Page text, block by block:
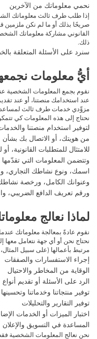
نحمي معلوماتك من الآخرين
إذا طلب طرف ثالث معلوماتك
صريحًا بذلك أو ما لم نكن ملزمين
القانوني مشاركة معلوماتك
ذلك.
سنرد على الأسئلة المتعلقة
أيُّ معلومات
نقوم بجمع المعلومات الشخصية
عند استخدامك منصتنا، أو عند
مزوِّدي خدمات طرف ثالث
نحتاج إلى هذه المعلومات كي
لتوفير استخدام منصتنا
من هويتك، أو الاتصال بك بشأن
للامتثال للمتطلبات القانونية،
وتتضمن المعلومات التي
اسمك، ونوع نشاطك التجاري،
وعنوانك الكامل، ورخصة نشاطك
ورقم تعريف الدافع الضريبي،
لماذا نعالج
نقوم عادةً بمعالجة معلوماتك
نحتاج نحن أو أي جهة نتعامل
مرتبط بأعمالها (على سبيل
إجراء الاستفسارات والصفقات
الوقاية من المخاطر والاحتيال
الرد على الأسئلة أو تقديم
توفير منتجاتنا وخدماتنا وتحسينها
توفير التقارير والتحليلات
اختبار الميزات أو الخدمات
المساعدة في التسويق
نحن نعالج المعلومات الشخصية